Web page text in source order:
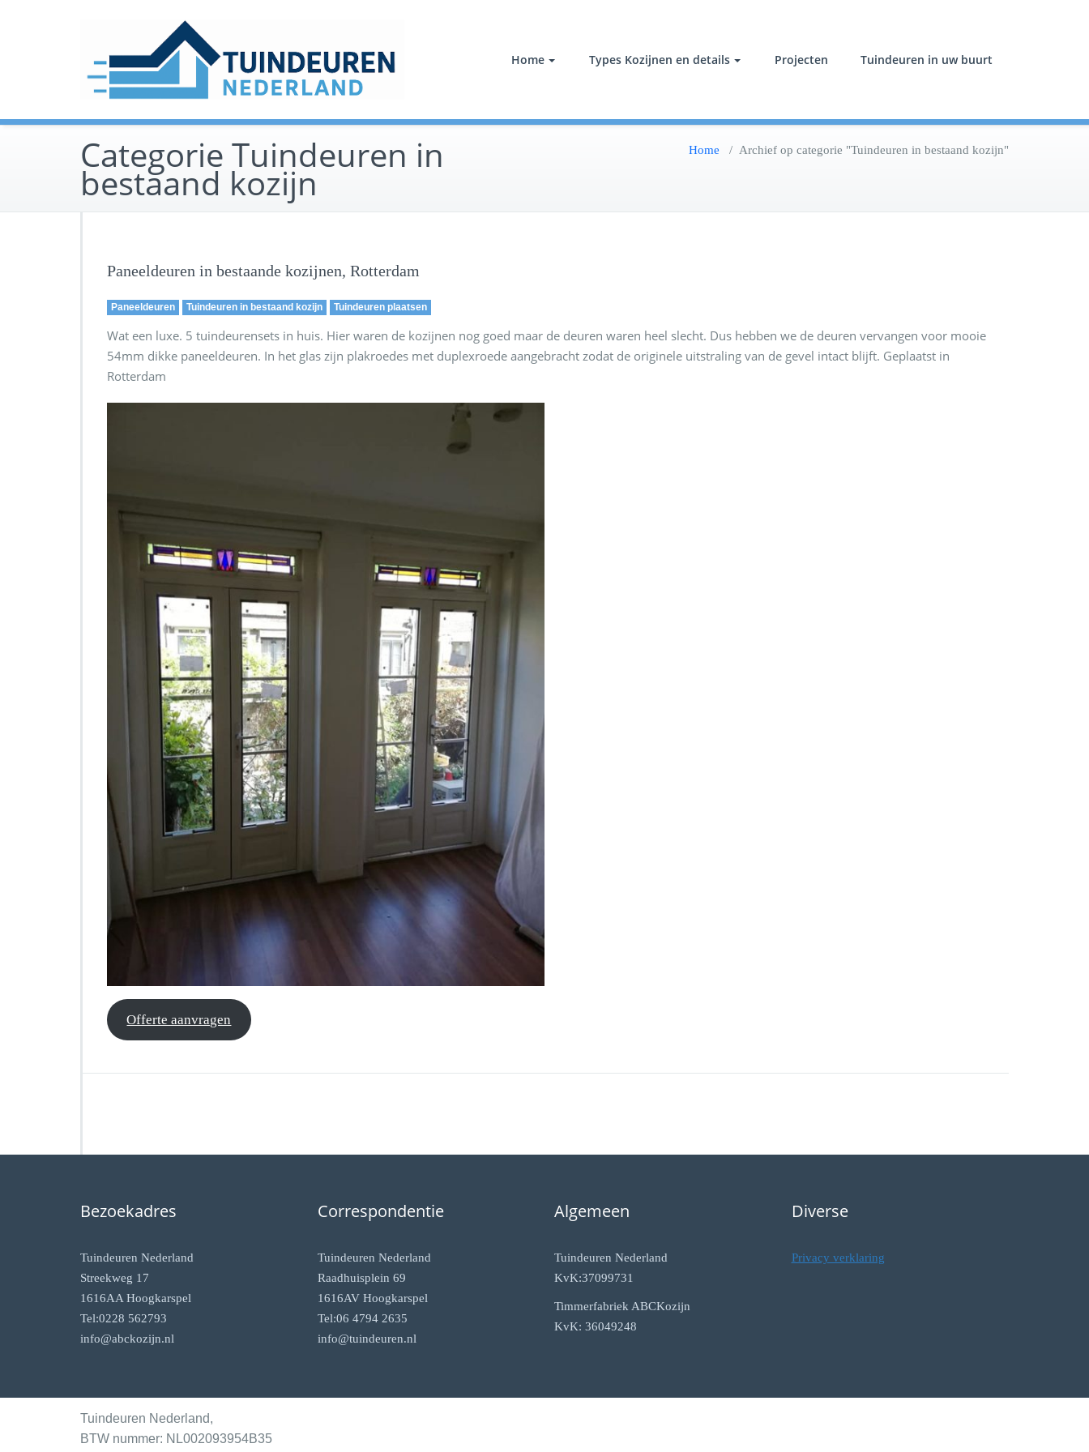
Home Types Kozijnen en details Projecten Tuindeuren in uw buurt
Categorie Tuindeuren in
bestaand kozijn
Home / Archief op categorie "Tuindeuren in bestaand kozijn"
Paneeldeuren in bestaande kozijnen, Rotterdam
Paneeldeuren Tuindeuren in bestaand kozijn Tuindeuren plaatsen
Wat een luxe. 5 tuindeurensets in huis. Hier waren de kozijnen nog goed maar de deuren waren heel slecht. Dus hebben we de deuren vervangen voor mooie
54mm dikke paneeldeuren. In het glas zijn plakroedes met duplexroede aangebracht zodat de originele uitstraling van de gevel intact blijft. Geplaatst in
Rotterdam
Offerte aanvragen
Bezoekadres
Tuindeuren Nederland
Streekweg 17
1616AA Hoogkarspel
Tel:0228 562793
info@abckozijn.nl
Correspondentie
Tuindeuren Nederland
Raadhuisplein 69
1616AV Hoogkarspel
Tel:06 4794 2635
info@tuindeuren.nl
Algemeen
Tuindeuren Nederland
KvK:37099731
Timmerfabriek ABCKozijn
KvK: 36049248
Diverse
Privacy verklaring
Tuindeuren Nederland,
BTW nummer: NL002093954B35